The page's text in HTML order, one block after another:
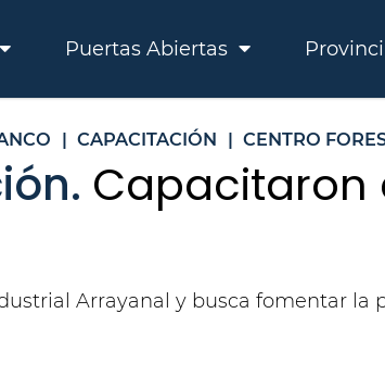
Puertas Abiertas
| CAPACITACIÓN | CENTRO
Capacitaron
Arrayanal y busca fomentar la